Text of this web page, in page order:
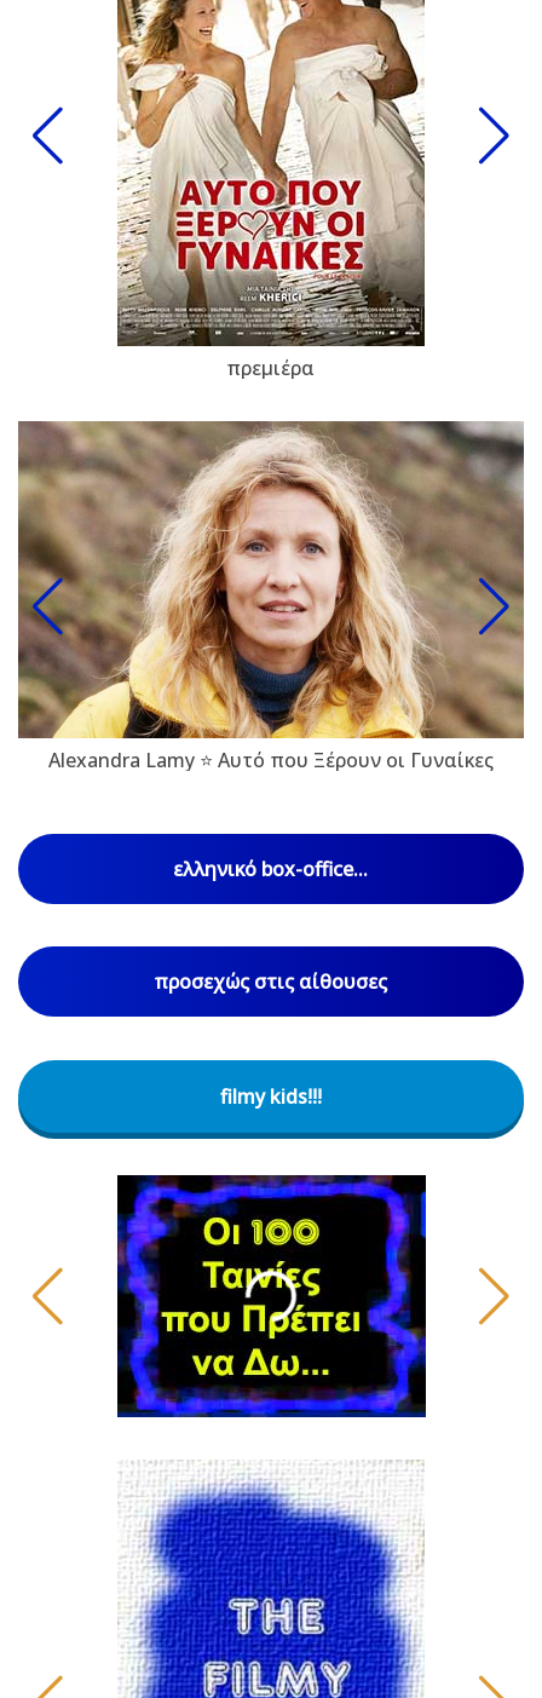
πρεμιέρα
Alexandra Lamy ⭐ Αυτό που Ξέρουν οι Γυναίκες
ελληνικό box-office...
προσεχώς στις αίθουσες
filmy kids!!!